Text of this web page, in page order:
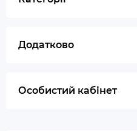
Додатково
Особистий кабінет